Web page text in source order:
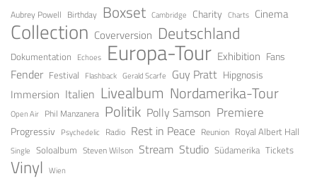
Aubrey Powell Birthday Boxset Cambridge Charity Charts Cinema
Collection Coverversion Deutschland
Dokumentation Echoes Europa-Tour Exhibition Fans
Fender Festival Flashback Gerald Scarfe Guy Pratt Hipgnosis
Immersion Italien Livealbum Nordamerika-Tour
Open Air Phil Manzanera Politik Polly Samson Premiere
Progressiv Psychedelic Radio Rest in Peace Reunion Royal Albert Hall
Single Soloalbum Steven Wilson Stream Studio Südamerika Tickets
Vinyl Wien